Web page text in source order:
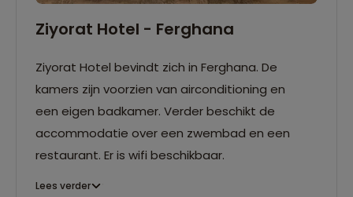
Ziyorat Hotel - Ferghana
Ziyorat Hotel bevindt zich in Ferghana. De
kamers zijn voorzien van airconditioning en
een eigen badkamer. Verder beschikt de
accommodatie over een zwembad en een
restaurant. Er is wifi beschikbaar.
Lees verder